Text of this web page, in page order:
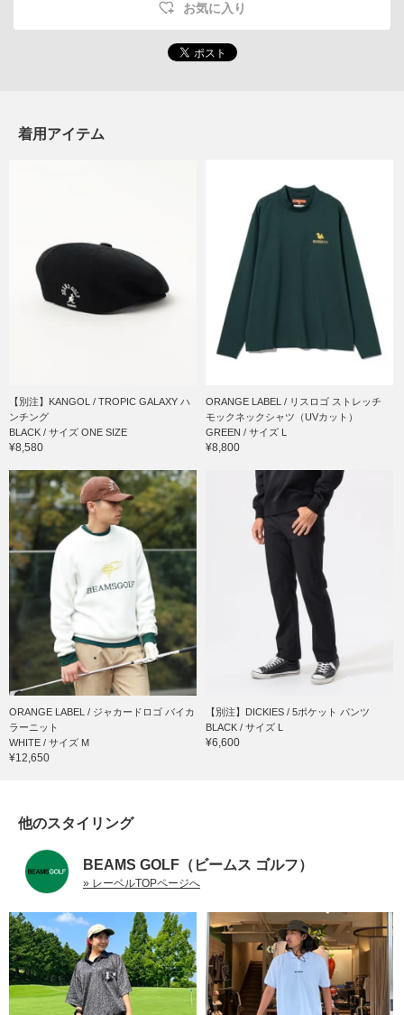
お気に入り
着用アイテム
【別注】KANGOL / TROPIC GALAXY ハ
ンチング
BLACK / サイズ ONE SIZE
¥8,580
ORANGE LABEL / リスロゴ ストレッチ
モックネックシャツ（UVカット）
GREEN / サイズ L
¥8,800
ORANGE LABEL / ジャカードロゴ バイカ
ラーニット
WHITE / サイズ M
¥12,650
【別注】DICKIES / 5ポケット パンツ
BLACK / サイズ L
¥6,600
他のスタイリング
BEAMS GOLF（ビームス ゴルフ）
» レーベルTOPページへ